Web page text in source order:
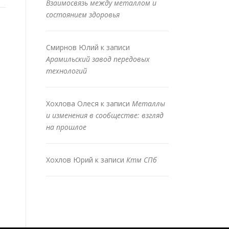
Взаимосвязь между металлом и
состоянием здоровья
Смирнов Юлий к записи
Арамильский завод передовых
технологий
Хохлова Олеся к записи Металлы
и изменения в сообществе: взгляд
на прошлое
Хохлов Юрий к записи Ктм СПб